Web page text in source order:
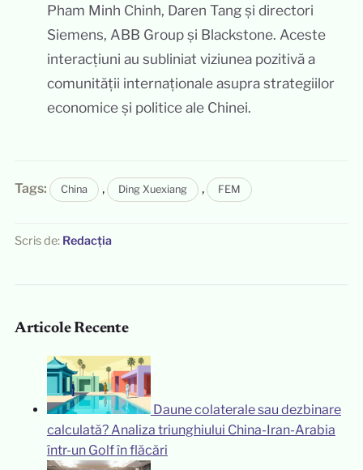
Pham Minh Chinh, Daren Tang și directori
Siemens, ABB Group și Blackstone. Aceste
interacțiuni au subliniat viziunea pozitivă a
comunității internaționale asupra strategiilor
economice și politice ale Chinei.
Tags: China , Ding Xuexiang , FEM
Scris de: Redacția
Articole Recente
Daune colaterale sau dezbinare
calculată? Analiza triunghiului China-Iran-Arabia
într-un Golf în flăcări